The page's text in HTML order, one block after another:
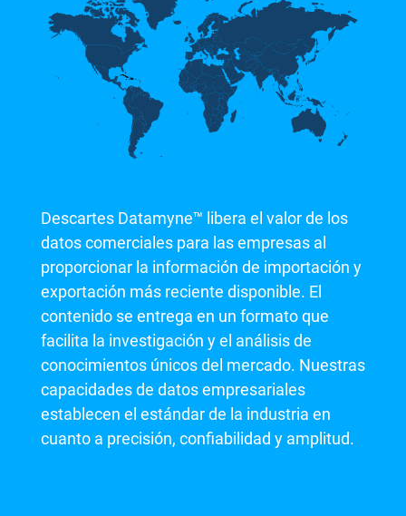
Descartes Datamyne™ libera el valor de los
datos comerciales para las empresas al
proporcionar la información de importación y
exportación más reciente disponible. El
contenido se entrega en un formato que
facilita la investigación y el análisis de
conocimientos únicos del mercado. Nuestras
capacidades de datos empresariales
establecen el estándar de la industria en
cuanto a precisión, confiabilidad y amplitud.